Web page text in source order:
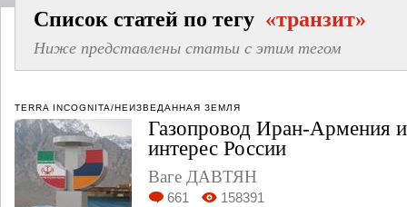
Список статей по тегу «транзит»
Ниже представлены статьи с этим тегом
TERRA INCOGNITA/НЕИЗВЕДАННАЯ ЗЕМЛЯ
Газопровод Иран-Армения и
интерес России
Ваге ДАВТЯН
661 158391